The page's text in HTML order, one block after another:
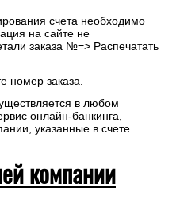
счета необходимо
на сайте не
заказа №=> Распечатать
номер заказа.
в любом
онлайн-банкинга,
указанные в счете.
компании